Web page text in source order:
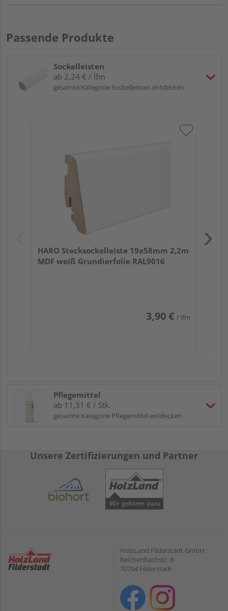
Passende Produkte
Sockelleisten
ab 2,24 € / lfm
gesamte Kategorie Sockelleisten entdecken
HARO Stecksockelleiste 19x58mm 2,2m
MDF weiß Grundierfolie RAL9016
3,90 € / lfm
Pflegemittel
ab 11,31 € / Stk.
gesamte Kategorie Pflegemittel entdecken
Unsere Zertifizierungen und Partner
HolzLand Filderstadt GmbH
Reichenbachstr. 8
70794 Filderstadt